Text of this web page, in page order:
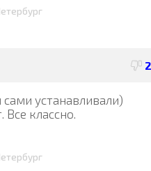
2
устанавливали)
классно.